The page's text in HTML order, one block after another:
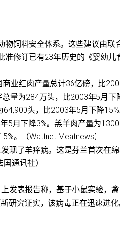
物饲料安全体系。这些建议由联
准修订已有23年历史的《婴幼儿
业红肉产量总计36亿磅，比
量为284万头，比2003年5月下
头，比2003年5月下降15%
5月下降3%。羔羊肉产量为
。（Wattnet Meatnews）
现了羊痒病。这是芬兰首次在
通讯社）
发表报告称，基于小鼠实验，
研究证实，该病毒正在迅速进化